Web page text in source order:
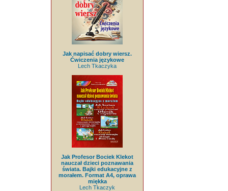
Jak napisać dobry wiersz.
Ćwiczenia językowe
Lech Tkaczyka
Jak Profesor Bociek Klekot
nauczał dzieci poznawania
świata. Bajki edukacyjne z
morałem. Format A4, oprawa
miękka
Lech Tkaczyk